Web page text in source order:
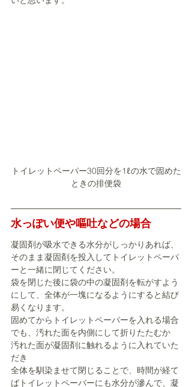
トイレットペーパー30回分を1ℓの水で固めた
ときの排便袋
水っぽい便や嘔吐などの場合
凝固剤が吸水できる水分がしっかりあれば、
そのまま凝固剤を投入してトイレットペーパ
ーと一緒に閉じてください。
袋を閉じた後に袋の中の凝固剤を転がすよう
にして、全体が一塊になるようにすると結び
易くなります。
固めてからトイレットペーパーを入れる場合
でも、汚れた面を内側にして折りたたむか
汚れた面が凝固剤に触れるように入れていた
だき
全体を馴染ませて閉じることで、時間が経て
ばトイレットペーパーにも水分が滲んで、凝